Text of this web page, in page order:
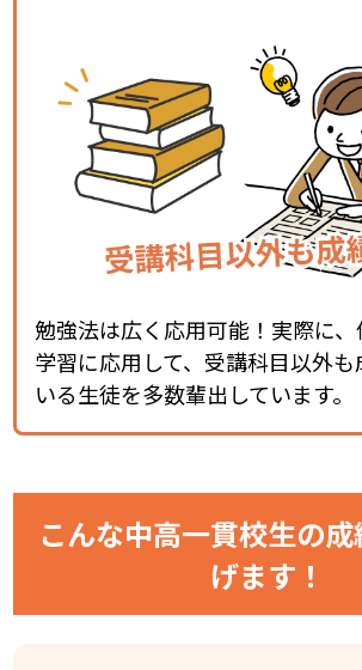
勉強法は広く応用可能！実際に
学習に応用して、受講科目以外
いる生徒を多数輩出しています。
こんな中高一貫校生の成
げます！